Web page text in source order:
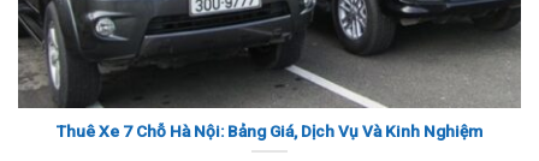
Thuê Xe 7 Chỗ Hà Nội: Bảng Giá, Dịch Vụ Và Kinh Nghiệm